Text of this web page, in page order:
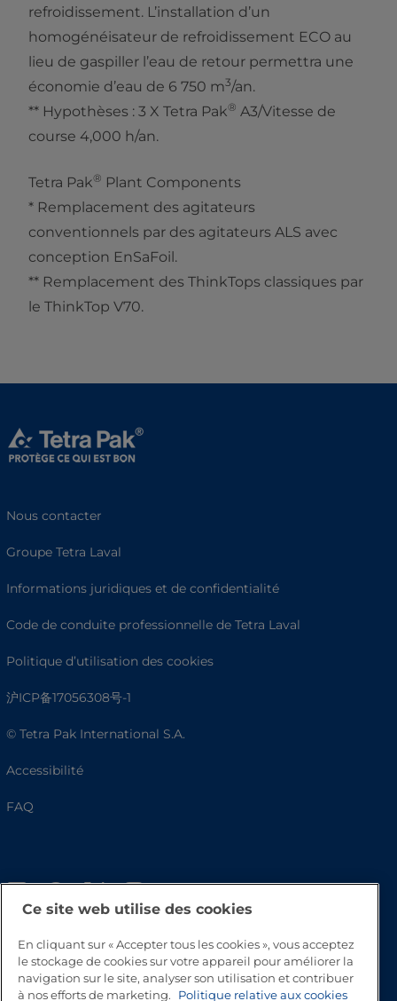
refroidissement. L’installation d’un
homogénéisateur de refroidissement ECO au
lieu de gaspiller l’eau de retour permettra une
économie d’eau de 6 750 m3/an.
** Hypothèses : 3 X Tetra Pak® A3/Vitesse de
course 4,000 h/an.
Tetra Pak® Plant Components
* Remplacement des agitateurs
conventionnels par des agitateurs ALS avec
conception EnSaFoil.
** Remplacement des ThinkTops classiques par
le ThinkTop V70.
Nous contacter
Groupe Tetra Laval
Informations juridiques et de confidentialité
Code de conduite professionnelle de Tetra Laval
Politique d’utilisation des cookies
沪ICP备17056308号-1
© Tetra Pak International S.A.
Accessibilité
FAQ
Haut de page
Ce site web utilise des cookies
En cliquant sur « Accepter tous les cookies », vous acceptez
le stockage de cookies sur votre appareil pour améliorer la
navigation sur le site, analyser son utilisation et contribuer
à nos efforts de marketing.
Politique relative aux cookies